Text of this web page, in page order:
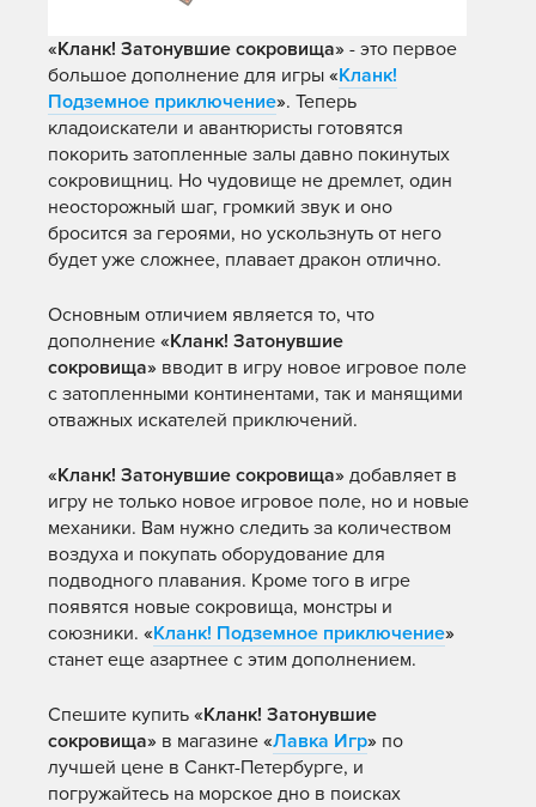
«Кланк! Затонувшие сокровища» - это первое
большое дополнение для игры «Кланк!
Подземное приключение». Теперь
кладоискатели и авантюристы готовятся
покорить затопленные залы давно покинутых
сокровищниц. Но чудовище не дремлет, один
неосторожный шаг, громкий звук и оно
бросится за героями, но ускользнуть от него
будет уже сложнее, плавает дракон отлично.
Основным отличием является то, что
дополнение «Кланк! Затонувшие
сокровища» вводит в игру новое игровое поле
с затопленными континентами, так и манящими
отважных искателей приключений.
«Кланк! Затонувшие сокровища» добавляет в
игру не только новое игровое поле, но и новые
механики. Вам нужно следить за количеством
воздуха и покупать оборудование для
подводного плавания. Кроме того в игре
появятся новые сокровища, монстры и
союзники. «Кланк! Подземное приключение»
станет еще азартнее с этим дополнением.
Спешите купить «Кланк! Затонувшие
сокровища» в магазине «Лавка Игр» по
лучшей цене в Санкт-Петербурге, и
погружайтесь на морское дно в поисках